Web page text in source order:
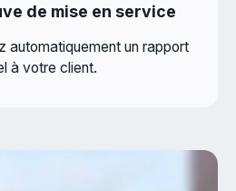
de mise en service
automatiquement un rapport
à votre client.